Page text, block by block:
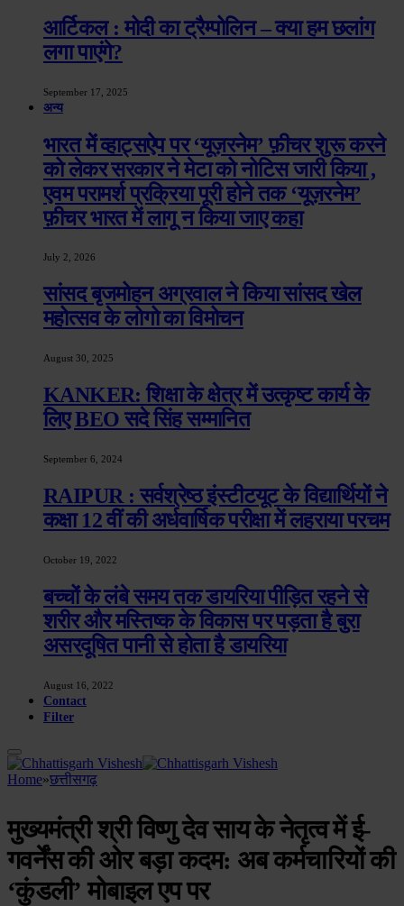
आर्टिकल : मोदी का ट्रैम्पोलिन – क्या हम छलांग
लगा पाएंगे?
September 17, 2025
अन्य
भारत में व्हाट्सऐप पर ‘यूज़रनेम’ फ़ीचर शुरू करने
को लेकर सरकार ने मेटा को नोटिस जारी किया ,
एवम परामर्श प्रक्रिया पूरी होने तक ‘यूज़रनेम’
फ़ीचर भारत में लागू न किया जाए कहा
July 2, 2026
सांसद बृजमोहन अग्रवाल ने किया सांसद खेल
महोत्सव के लोगो का विमोचन
August 30, 2025
KANKER: शिक्षा के क्षेत्र में उत्कृष्ट कार्य के
लिए BEO सदे सिंह सम्मानित
September 6, 2024
RAIPUR : सर्वश्रेष्ठ इंस्टीटयूट के विद्यार्थियों ने
कक्षा 12 वीं की अर्धवार्षिक परीक्षा में लहराया परचम
October 19, 2022
बच्चों के लंबे समय तक डायरिया पीड़ित रहने से
शरीर और मस्तिष्क के विकास पर पड़ता है बुरा
असरदूषित पानी से होता है डायरिया
August 16, 2022
Contact
Filter
Home»छत्तीसगढ़
मुख्यमंत्री श्री विष्णु देव साय के नेतृत्व में ई-
गवर्नेंस की ओर बड़ा कदम: अब कर्मचारियों की
‘कुंडली’ मोबाइल एप पर